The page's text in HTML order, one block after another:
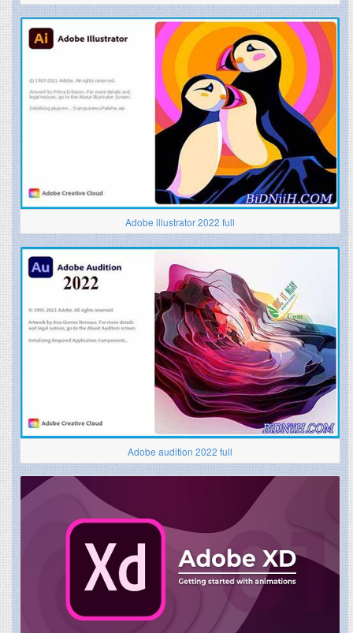
Adobe illustrator 2022 full
Adobe audition 2022 full